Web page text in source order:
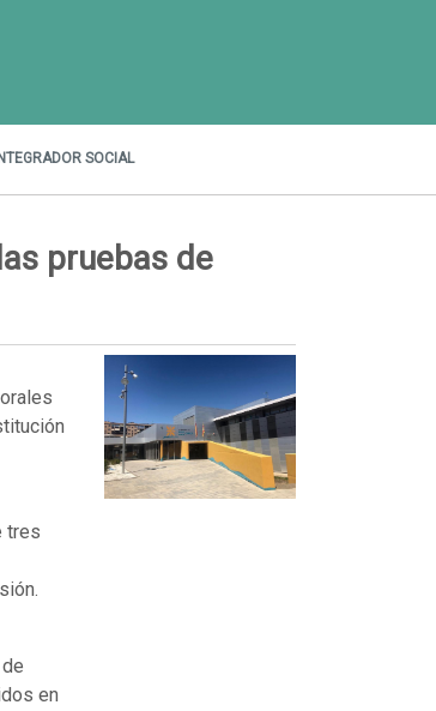
SOCIAL
pruebas de
tres
en